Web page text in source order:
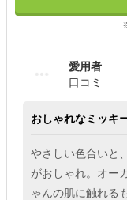
愛用者
口コミ
おしゃれなミッキ
やさしい色合いと
がおしゃれ。オー
ゃんの肌に触れる